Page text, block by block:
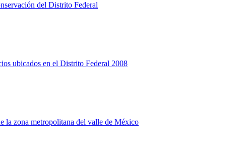
del Distrito Federal
ubicados en el Distrito Federal 2008
la zona metropolitana del valle de México